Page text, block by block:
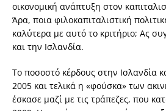
οικονομική ανάπτυξη στον
Άρα, ποια φιλοκαπιταλιστική
καλύτερα με αυτό το κριτήριο; Ας
και την Ισλανδία.
Το ποσοστό κέρδους στην Ισλανδία
2005 και τελικά η «φούσκα» των
έσκασε μαζί με τις τράπεζες, που